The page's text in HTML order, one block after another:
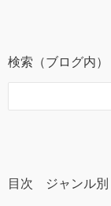
検索（ブログ内）
目次 ジャンル別